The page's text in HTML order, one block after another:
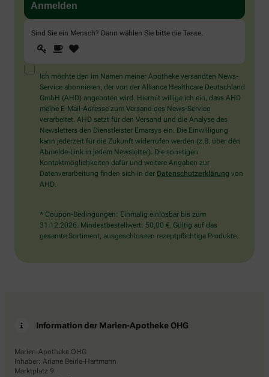
Sind Sie ein Mensch? Dann wählen Sie bitte die Tasse.
Sind
Sie
ein
Mensch?
Dann
wählen
Sie
bitte
die
Tasse.
1 2
Ich möchte den im Namen meiner Apotheke versandten News-
Service abonnieren, der von der Alliance Healthcare Deutschland
GmbH (AHD) angeboten wird. Hiermit willige ich ein, dass AHD
meine E-Mail-Adresse zum Versand des News-Service
verarbeitet. AHD setzt für den Versand und die Analyse des
Newsletters den Dienstleister Emarsys ein. Die Einwilligung
kann jederzeit für die Zukunft widerrufen werden (z.B. über den
Abmelde-Link in jedem Newsletter). Die sonstigen
Kontaktmöglichkeiten dafür und weitere Angaben zur
Datenverarbeitung finden sich in der Datenschutzerklärung von
AHD.
* Coupon-Bedingungen: Einmalig einlösbar bis zum
31.12.2026. Mindestbestellwert: 50,00 €. Gültig auf das
gesamte Sortiment, ausgeschlossen rezeptpflichtige Produkte.
Information der Marien-Apotheke OHG
Marien-Apotheke OHG
Inhaber: Ariane Beirle-Hartmann
Marktplatz 9